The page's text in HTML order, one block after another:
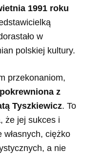
1991 roku
w
polskiej kultury.
przekonaniom,
z
Tyszkiewicz. To
że jej sukces i
własnych, ciężko
a nie